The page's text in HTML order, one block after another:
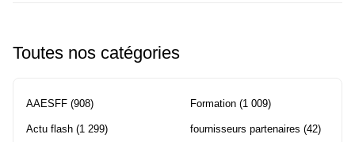
Toutes nos catégories
AAESFF (908)
Actu flash (1 299)
Formation (1 009)
fournisseurs partenaires (42)